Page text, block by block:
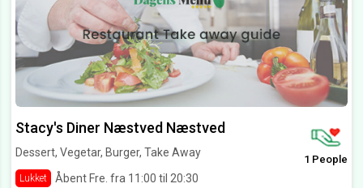
Stacy's Diner Næstved Næstved
Dessert, Vegetar, Burger, Take Away
Lukket Åbent Fre. fra 11:00 til 20:30
1 People